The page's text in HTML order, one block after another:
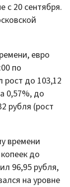
с 20 сентября.
евро
по
рост до 103,12
0,57%, до
рубля (рост
времени
до
96,95 рубля,
на уровне